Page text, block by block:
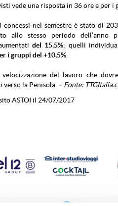
vede una risposta in 36 ore e per i
nel semestre è stato di
allo stesso periodo dell’anno
del 15,5%: quelli
i gruppi del +10,5%.
del lavoro che
verso la Penisola. – Fonte:
ASTOI il 24/07/2017